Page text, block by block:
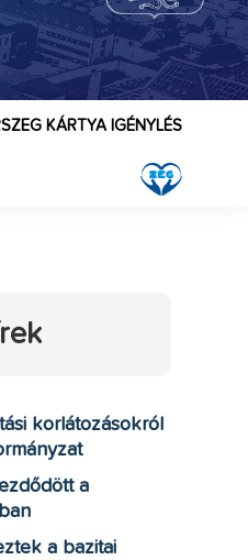
KÁRTYA IGÉNYLÉS
korlátozásokról
a
a bazitai